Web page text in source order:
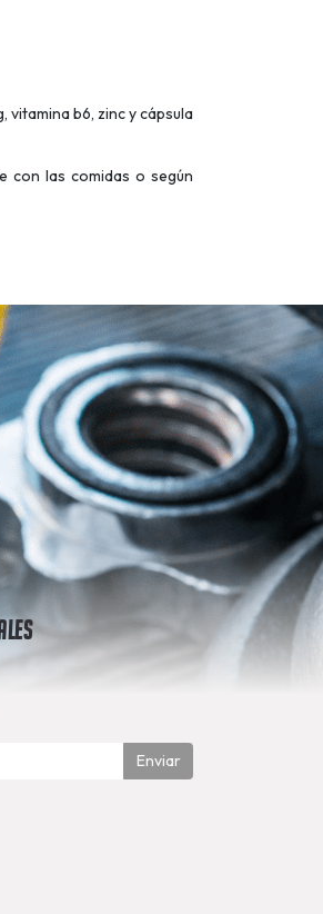
b6, zinc y cápsula
con las comidas o según
Enviar